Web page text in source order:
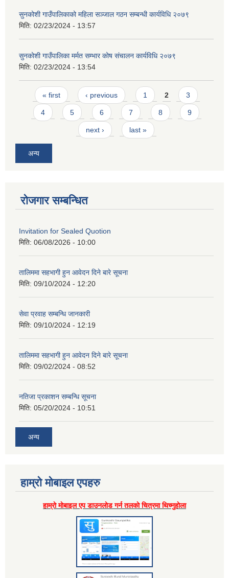
सुनकोशी गाउँपालिकाको महिला सञ्जाल गठन सम्बन्धी कार्यविधि २०७९
मिति: 02/23/2024 - 13:57
सुनकोशी गाउँपालिका मर्मत सम्भार कोष संचालन कार्यविधि २०७९
मिति: 02/23/2024 - 13:54
Pages
« first ‹ previous 1 2 3
4 5 6 7 8 9
next › last »
अन्य
रोजगार सम्बन्धित
Invitation for Sealed Quotion
मिति: 06/08/2026 - 10:00
तालिममा सहभागी हुन आवेदन दिने बारे सूचना
मिति: 09/10/2024 - 12:20
सेवा प्रवाह सम्बन्धि जानकारी
मिति: 09/10/2024 - 12:19
तालिममा सहभागी हुन आवेदन दिने बारे सूचना
मिति: 09/02/2024 - 08:52
नतिजा प्रकाशन सम्बन्धि सूचना
मिति: 05/20/2024 - 10:51
अन्य
हाम्राे माेबाइल एपहरु
हाम्राे माेबाइल एप डाउनलाेड गर्न तलकाे चित्रमा थिच्नुहाेला